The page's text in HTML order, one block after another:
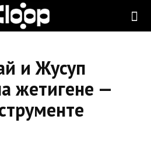
и Жусуп
жетигене —